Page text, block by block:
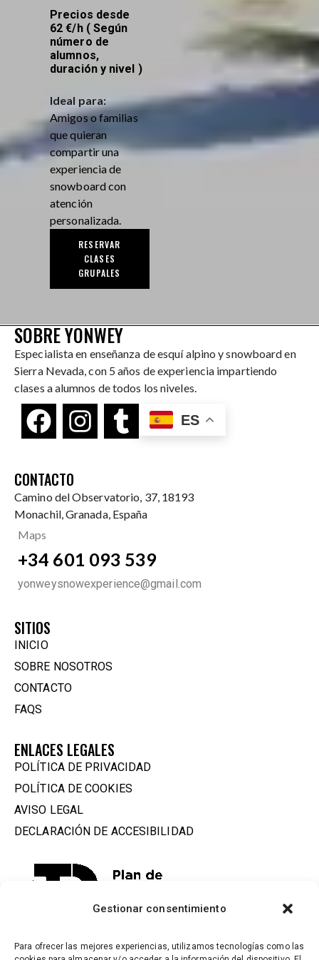
Gestionar consentimiento
Para ofrecer las mejores experiencias, utilizamos tecnologías como las
Precios desde
62 €/h ( Según
número de
alumnos,
duración y nivel )
Ideal para:
Amigos o familias
que quieran
compartir una
experiencia de
snowboard con
atención
personalizada.
RESERVAR
CLASES
GRUPALES
SOBRE YONWEY
Especialista en enseñanza de esquí alpino y snowboard en
Sierra Nevada, con 5 años de experiencia impartiendo
clases a alumnos de todos los niveles.
ES
CONTACTO
Camino del Observatorio, 37, 18193
Monachil, Granada, España
Maps
+34 601 093 539
yonweysnowexperience@gmail.com
SITIOS
INICIO
SOBRE NOSOTROS
CONTACTO
FAQS
ENLACES LEGALES
POLÍTICA DE PRIVACIDAD
POLÍTICA DE COOKIES
AVISO LEGAL
DECLARACIÓN DE ACCESIBILIDAD